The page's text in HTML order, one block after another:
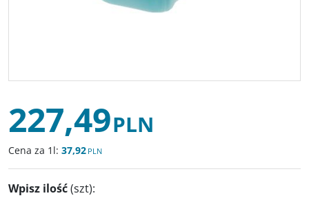
227,49PLN
Cena za 1l: 37,92 PLN
Wpisz ilość(szt):